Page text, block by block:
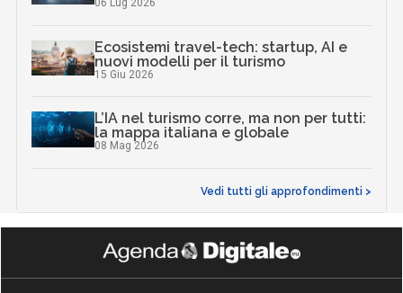
06 Lug 2026
Ecosistemi travel-tech: startup, AI e
nuovi modelli per il turismo
15 Giu 2026
L’IA nel turismo corre, ma non per tutti:
la mappa italiana e globale
08 Mag 2026
Vedi tutti gli approfondimenti >